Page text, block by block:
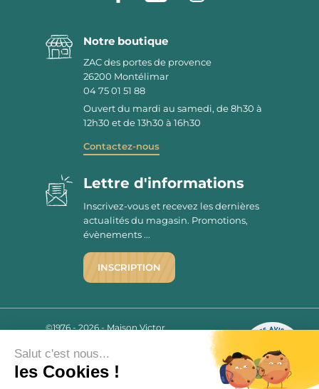
Notre boutique
ZAC des portes de provence
26200 Montélimar
04 75 01 51 88
Ouvert du mardi au samedi, de 8h30 à
12h30 et de 13h30 à 16h30
Contactez-nous
2780 AVIS
9.7/10
Lettre d'informations
Inscrivez-vous et recevez les dernières
actualités du magasin. Promotions,
évènements ...
INSCRIPTION
©1976 - 2026 - Maison Victor
Mentions légales
C.G.V.
Salut c'est nous...
les Cookies !